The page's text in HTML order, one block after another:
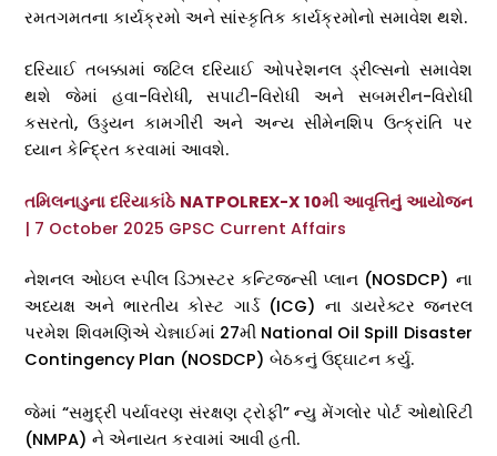
રમતગમતના કાર્યક્રમો અને સાંસ્કૃતિક કાર્યક્રમોનો સમાવેશ થશે.
દરિયાઈ તબક્કામાં જટિલ દરિયાઈ ઓપરેશનલ ડ્રીલ્સનો સમાવેશ
થશે જેમાં હવા-વિરોધી, સપાટી-વિરોધી અને સબમરીન-વિરોધી
કસરતો, ઉડ્ડયન કામગીરી અને અન્ય સીમેનશિપ ઉત્ક્રાંતિ પર
ધ્યાન કેન્દ્રિત કરવામાં આવશે.
તમિલનાડુના દરિયાકાંઠે NATPOLREX-X 10મી આવૃત્તિનું આયોજન
| 7 October 2025 GPSC Current Affairs
નેશનલ ઓઇલ સ્પીલ ડિઝાસ્ટર કન્ટિજન્સી પ્લાન (NOSDCP) ના
અધ્યક્ષ અને ભારતીય કોસ્ટ ગાર્ડ (ICG) ના ડાયરેક્ટર જનરલ
પરમેશ શિવમણિએ ચેન્નાઈમાં 27મી National Oil Spill Disaster
Contingency Plan (NOSDCP) બેઠકનું ઉદ્ઘાટન કર્યુ.
જેમાં “સમુદ્રી પર્યાવરણ સંરક્ષણ ટ્રોફી” ન્યુ મેંગલોર પોર્ટ ઓથોરિટી
(NMPA) ને એનાયત કરવામાં આવી હતી.